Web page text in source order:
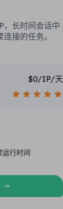
，长时间会话中
接的任务。
$0/IP/天
运行时间